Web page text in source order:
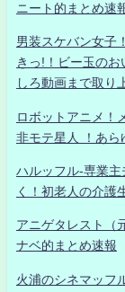
ニート的まとめ速
男装スケバン女子
きっ!！ビー玉の
しろ動画まで取り
ロボットアニメ！
非モテ星人 ！あら
ハルッフル-専業主
く！初老人の介護
アニゲタレスト（
ナベ的まとめ速報
火浦のシネマッフ